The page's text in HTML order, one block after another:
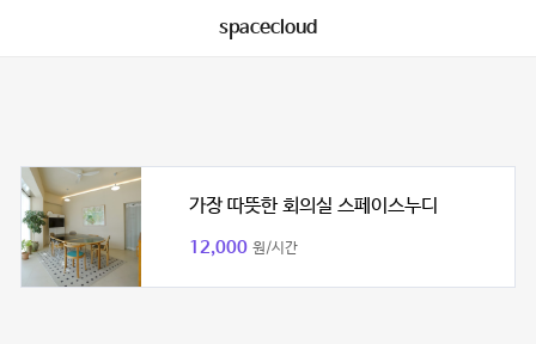
spacecloud
가장 따뜻한 회의실 스페이스누디
12,000 원/시간